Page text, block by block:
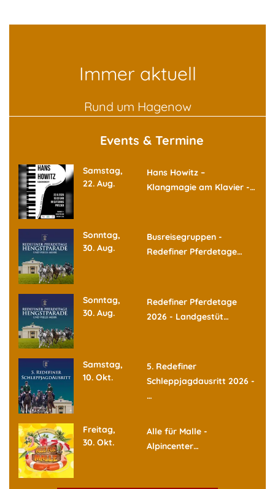
Immer aktuell
Rund um Hagenow
Events & Termine
Samstag,
22. Aug.
Hans Howitz –
Klangmagie am Klavier -…
Sonntag,
30. Aug.
Busreisegruppen -
Redefiner Pferdetage…
Sonntag,
30. Aug.
Redefiner Pferdetage
2026 - Landgestüt…
Samstag,
10. Okt.
5. Redefiner
Schleppjagdausritt 2026 -
…
Freitag,
30. Okt.
Alle für Malle -
Alpincenter…